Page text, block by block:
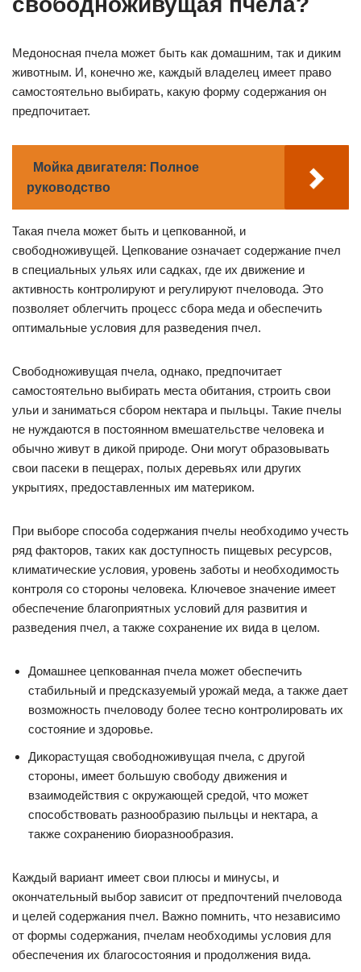
Медоносная пчела может быть как домашним, так и диким
животным. И, конечно же, каждый владелец имеет право
самостоятельно выбирать, какую форму содержания он
предпочитает.
Мойка двигателя: Полное
руководство
Такая пчела может быть и цепкованной, и
свободноживущей. Цепкование означает содержание пчел
в специальных ульях или садках, где их движение и
активность контролируют и регулируют пчеловода. Это
позволяет облегчить процесс сбора меда и обеспечить
оптимальные условия для разведения пчел.
Свободноживущая пчела, однако, предпочитает
самостоятельно выбирать места обитания, строить свои
ульи и заниматься сбором нектара и пыльцы. Такие пчелы
не нуждаются в постоянном вмешательстве человека и
обычно живут в дикой природе. Они могут образовывать
свои пасеки в пещерах, полых деревьях или других
укрытиях, предоставленных им материком.
При выборе способа содержания пчелы необходимо учесть
ряд факторов, таких как доступность пищевых ресурсов,
климатические условия, уровень заботы и необходимость
контроля со стороны человека. Ключевое значение имеет
обеспечение благоприятных условий для развития и
разведения пчел, а также сохранение их вида в целом.
Домашнее цепкованная пчела может обеспечить
стабильный и предсказуемый урожай меда, а также дает
возможность пчеловоду более тесно контролировать их
состояние и здоровье.
Дикорастущая свободноживущая пчела, с другой
стороны, имеет большую свободу движения и
взаимодействия с окружающей средой, что может
способствовать разнообразию пыльцы и нектара, а
также сохранению биоразнообразия.
Каждый вариант имеет свои плюсы и минусы, и
окончательный выбор зависит от предпочтений пчеловода
и целей содержания пчел. Важно помнить, что независимо
от формы содержания, пчелам необходимы условия для
обеспечения их благосостояния и продолжения вида.